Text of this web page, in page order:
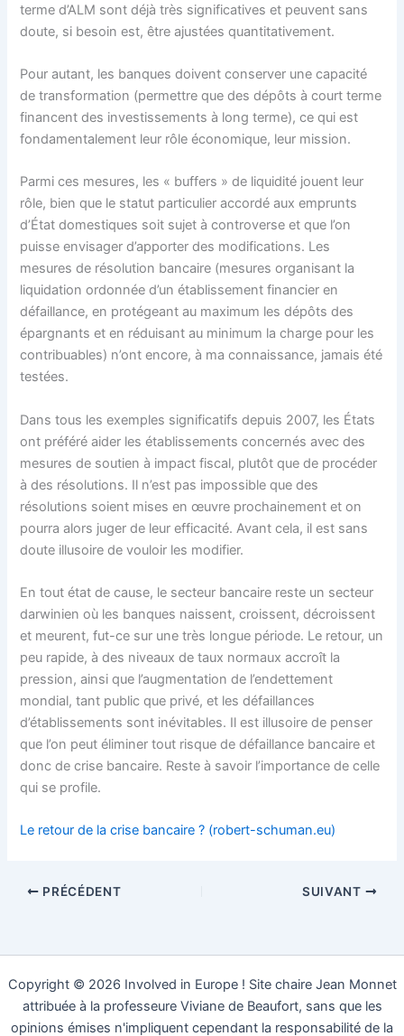
terme d’ALM sont déjà très significatives et peuvent sans
doute, si besoin est, être ajustées quantitativement.
Pour autant, les banques doivent conserver une capacité
de transformation (permettre que des dépôts à court terme
financent des investissements à long terme), ce qui est
fondamentalement leur rôle économique, leur mission.
Parmi ces mesures, les « buffers » de liquidité jouent leur
rôle, bien que le statut particulier accordé aux emprunts
d’État domestiques soit sujet à controverse et que l’on
puisse envisager d’apporter des modifications. Les
mesures de résolution bancaire (mesures organisant la
liquidation ordonnée d’un établissement financier en
défaillance, en protégeant au maximum les dépôts des
épargnants et en réduisant au minimum la charge pour les
contribuables) n’ont encore, à ma connaissance, jamais été
testées.
Dans tous les exemples significatifs depuis 2007, les États
ont préféré aider les établissements concernés avec des
mesures de soutien à impact fiscal, plutôt que de procéder
à des résolutions. Il n’est pas impossible que des
résolutions soient mises en œuvre prochainement et on
pourra alors juger de leur efficacité. Avant cela, il est sans
doute illusoire de vouloir les modifier.
En tout état de cause, le secteur bancaire reste un secteur
darwinien où les banques naissent, croissent, décroissent
et meurent, fut-ce sur une très longue période. Le retour, un
peu rapide, à des niveaux de taux normaux accroît la
pression, ainsi que l’augmentation de l’endettement
mondial, tant public que privé, et les défaillances
d’établissements sont inévitables. Il est illusoire de penser
que l’on peut éliminer tout risque de défaillance bancaire et
donc de crise bancaire. Reste à savoir l’importance de celle
qui se profile.
Le retour de la crise bancaire ? (robert-schuman.eu)
PRÉCÉDENT SUIVANT
Copyright © 2026 Involved in Europe ! Site chaire Jean Monnet
attribuée à la professeure Viviane de Beaufort, sans que les
opinions émises n'impliquent cependant la responsabilité de la